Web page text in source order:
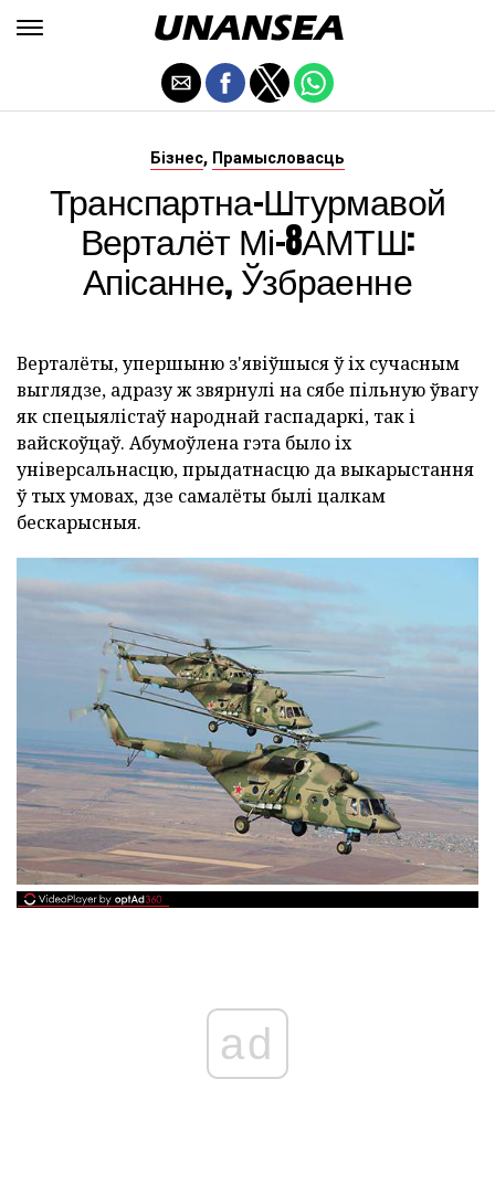
Бізнес, Прамысловасць
Транспартна-Штурмавой
Верталёт Мі-8АМТШ:
Апісанне, Ўзбраенне
Верталёты, упершыню з'явіўшыся ў іх сучасным
выглядзе, адразу ж звярнулі на сябе пільную ўвагу
як спецыялістаў народнай гаспадаркі, так і
вайскоўцаў. Абумоўлена гэта было іх
універсальнасцю, прыдатнасцю да выкарыстання
ў тых умовах, дзе самалёты былі цалкам
бескарысныя.
ad